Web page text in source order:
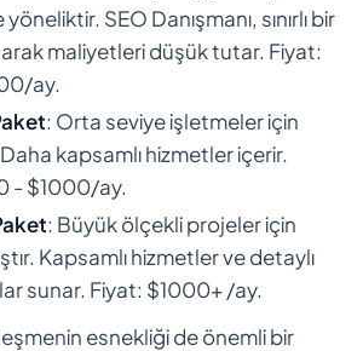
SEO Danışmanı, sınırlı bir
maliyetleri düşük tutar. Fiyat:
ay.
: Orta seviye işletmeler için
kapsamlı hizmetler içerir.
- $1000/ay.
: Büyük ölçekli projeler için
Kapsamlı hizmetler ve detaylı
sunar. Fiyat: $1000+ /ay.
esnekliği de önemli bir